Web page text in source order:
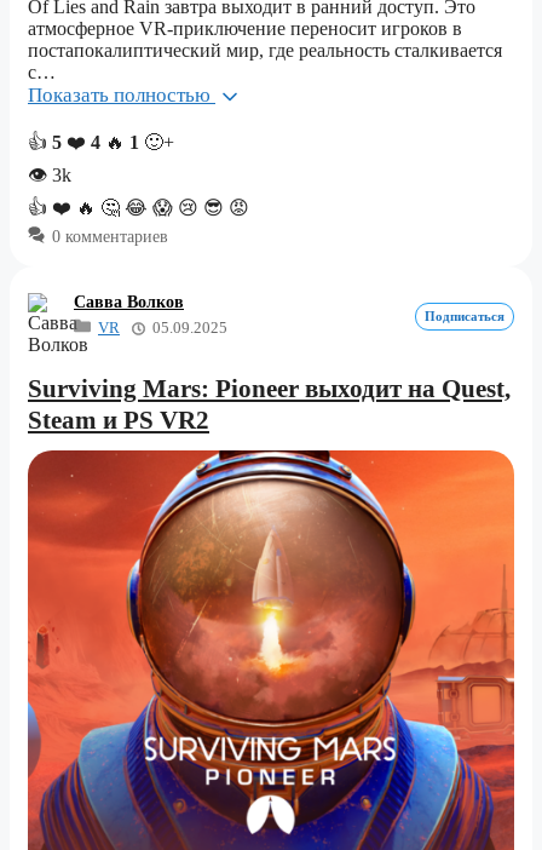
Of Lies and Rain завтра выходит в ранний доступ. Это
атмосферное VR-приключение переносит игроков в
постапокалиптический мир, где реальность сталкивается
с…
Показать полностью
👍 5 ❤️ 4 🔥 1 🙂+
👁 3k
👍 ❤️ 🔥 🤔 😂 😱 😢 😎 😡
0 комментариев
Савва Волков
VR
05.09.2025
Подписаться
Surviving Mars: Pioneer выходит на Quest,
Steam и PS VR2